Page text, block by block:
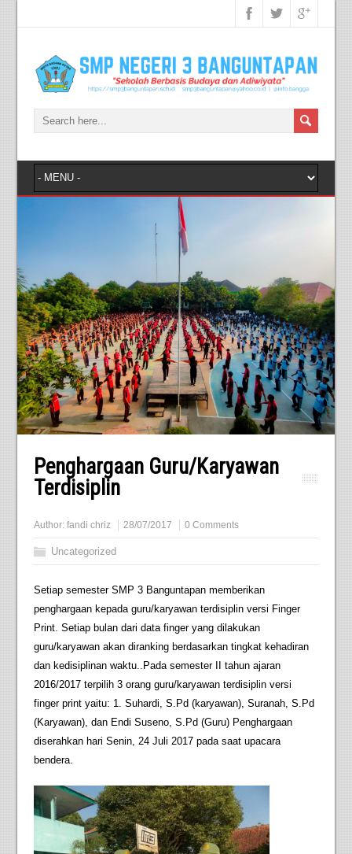
Penghargaan Guru/Karyawan
Terdisiplin
Author: fandi chriz 28/07/2017 0 Comments
Uncategorized
Setiap semester SMP 3 Banguntapan memberikan
penghargaan kepada guru/karyawan terdisiplin versi Finger
Print. Setiap bulan dari data finger yang dilakukan
guru/karyawan akan diranking berdasarkan tingkat kehadiran
dan kedisiplinan waktu..Pada semester II tahun ajaran
2016/2017 terpilih 3 orang guru/karyawan terdisiplin versi
finger print yaitu: 1. Suhardi, S.Pd (karyawan), Suranah, S.Pd
(Karyawan), dan Endi Suseno, S.Pd (Guru) Penghargaan
diserahkan hari Senin, 24 Juli 2017 pada saat upacara
bendera.